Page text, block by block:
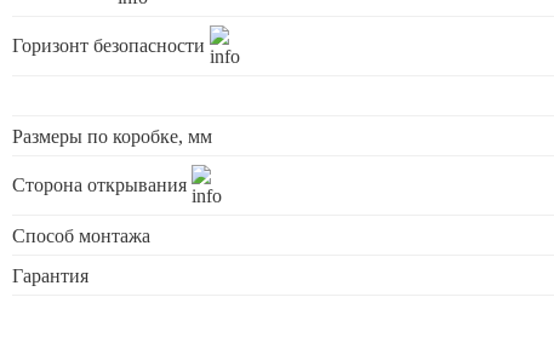
Горизонт безопасности
Размеры по коробке, мм
Сторона открывания
Способ монтажа
Гарантия